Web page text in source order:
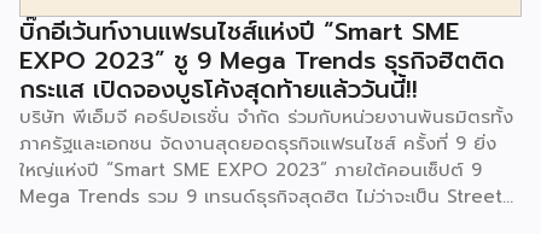
จนประชาชนในชุมชนและพื้นที่ใกล้เคียง รวมถึงคณะครู ผู้ปกครอง
และนักเรียนจากศูนย์พัฒนาเด็กเล็กก่อนวัยเรียน ชุมชนเกาะมุสลิม
ร่วมเป็นเกียรติในพิธีดังกล่าว โครงการกำจัดมูลฝอยด้วยวิธีการ
เผาไหม้ฯ ยังมีกิจกรรมเพื่อสังคมหรือ CSR อื่นๆ อีกมากมาย กับ
ชุมชนรอบๆ พื้นที่โครงการอย่างต่อเนื่อง อาทิ การลงพื้นที่
ประชาสัมพันธ์ […]
บิ๊กอีเว้นท์งานแฟรนไชส์แห่งปี “Smart SME
EXPO 2023” ชู 9 Mega Trends ธุรกิจฮิตติด
กระแส เปิดจองบูธโค้งสุดท้ายแล้ววันนี้!!
บริษัท พีเอ็มจี คอร์ปอเรชั่น จำกัด ร่วมกับหน่วยงานพันธมิตรทั้ง
ภาครัฐและเอกชน จัดงานสุดยอดธุรกิจแฟรนไชส์ ครั้งที่ 9 ยิ่ง
ใหญ่แห่งปี “Smart SME EXPO 2023” ภายใต้คอนเซ็ปต์ 9
Mega Trends รวม 9 เทรนด์ธุรกิจสุดฮิต ไม่ว่าจะเป็น Street